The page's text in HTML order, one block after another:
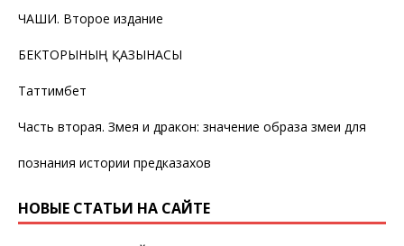
ЧАШИ. Второе издание
БЕКТОРЫНЫҢ ҚАЗЫНАСЫ
Таттимбет
Часть вторая. Змея и дракон: значение образа змеи для
познания истории предказахов
НОВЫЕ СТАТЬИ НА САЙТЕ